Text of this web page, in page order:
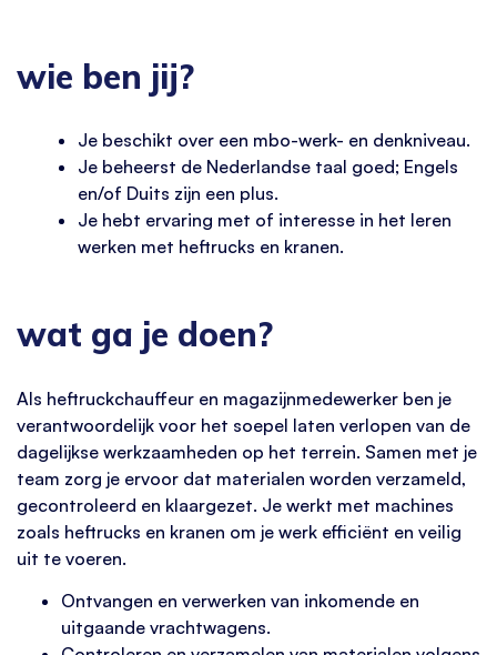
wie ben jij?
Je beschikt over een mbo-werk- en denkniveau.
Je beheerst de Nederlandse taal goed; Engels
en/of Duits zijn een plus.
Je hebt ervaring met of interesse in het leren
werken met heftrucks en kranen.
wat ga je doen?
Als heftruckchauffeur en magazijnmedewerker ben je
verantwoordelijk voor het soepel laten verlopen van de
dagelijkse werkzaamheden op het terrein. Samen met je
team zorg je ervoor dat materialen worden verzameld,
gecontroleerd en klaargezet. Je werkt met machines
zoals heftrucks en kranen om je werk efficiënt en veilig
uit te voeren.
Ontvangen en verwerken van inkomende en
uitgaande vrachtwagens.